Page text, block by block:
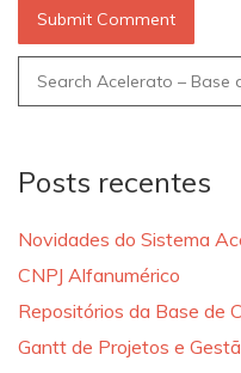
Search
for:
Posts recentes
Novidades do Sistema
CNPJ Alfanumérico
Repositórios da Base de
Gantt de Projetos e